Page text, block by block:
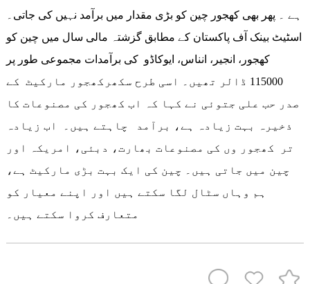
ہے ۔ پھر بھی کھجور چین کو بڑی مقدار میں برآمد نہیں کی جاتی۔
اسٹیٹ بینک آف پاکستان کے مطابق گزشتہ مالی سال میں چین کو
کھجور، انجیر، انناس، ایوکاڈو کی برآمدات مجموعی طور پر
115000 ڈالر تھیں۔ اسی طرح سکھرکھجور مارکیٹ کے
صدر حب علی جتوئی نے کہا کہ اب کھجور کی مصنوعات کا
ذخیرہ بہت زیادہ ہے، برآمد چاہتے ہیں۔ اب زیادہ
تر کھجور وں کی مصنوعات بھارت، دبئی، امریکہ اور
چین میں جاتی ہیں۔ چین کی ایک بہت بڑی مارکیٹ ہے،
ہم وہاں سٹال لگا سکتے ہیں اور اپنے معیار کو
متعارف کروا سکتے ہیں۔